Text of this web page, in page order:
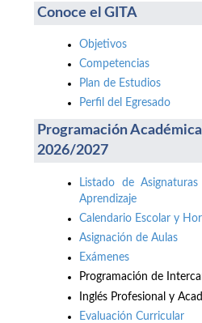
Conoce el GITA
Objetivos
Competencias
Plan de Estudios
Perfil del Egresado
Programación
2026/2027
Listado de
Aprendizaje
Calendario Escolar y
Asignación de Aulas
Exámenes
Programación de
Inglés Profesional y
Evaluación Curricular